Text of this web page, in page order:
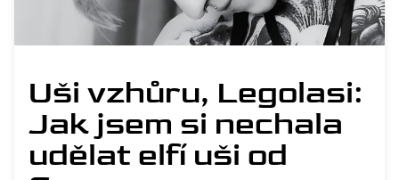
Uši vzhůru, Legolasi:
Jak jsem si nechala
udělat elfí uši od